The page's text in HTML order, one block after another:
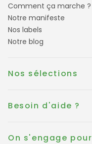
Comment ça marche ?
Notre manifeste
Nos labels
Notre blog
Nos sélections
Besoin d'aide ?
On s'engage pour